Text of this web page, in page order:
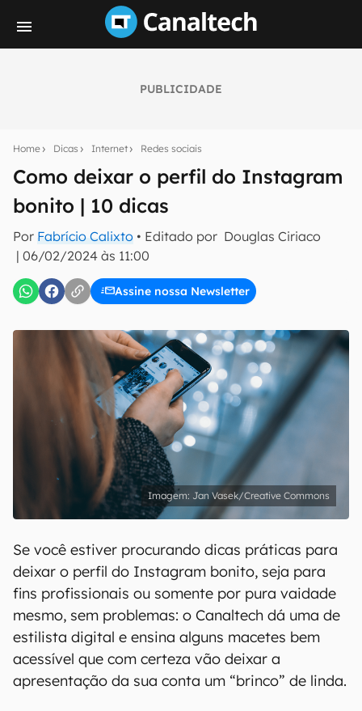
PUBLICIDADE
Home Dicas Internet Redes sociais
Como deixar o perfil do Instagram
bonito | 10 dicas
Por Fabrício Calixto • Editado por Douglas Ciriaco
| 06/02/2024 às 11:00
Assine nossa Newsletter
notícias e reviews sobre tecnologia em primeira
E-mail
Uso e Política de Privacidade do Canaltech.
Jan Vasek/Creative Commons
Se você estiver procurando dicas práticas para
deixar o perfil do Instagram bonito, seja para
fins profissionais ou somente por pura vaidade
mesmo, sem problemas: o Canaltech dá uma de
estilista digital e ensina alguns macetes bem
acessível que com certeza vão deixar a
apresentação da sua conta um “brinco” de linda.